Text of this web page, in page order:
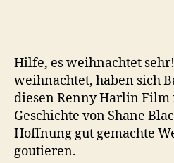
Hilfe, es weihnachtet
weihnachtet, haben sich
diesen Renny Harlin Film
Geschichte von Shane
Hoffnung gut gemachte
goutieren.